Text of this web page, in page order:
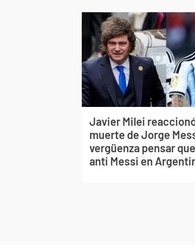
Javier Milei
muerte de Jorge
vergüenza pensar
anti Messi en